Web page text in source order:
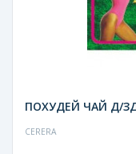
ПОХУДЕЙ ЧАЙ Д/
CERERA